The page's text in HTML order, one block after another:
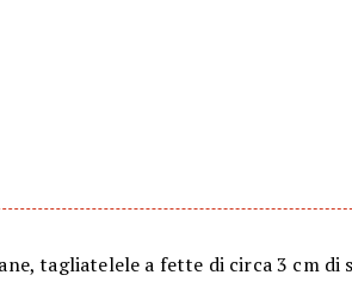
tagliatelele a fette di circa 3 cm di